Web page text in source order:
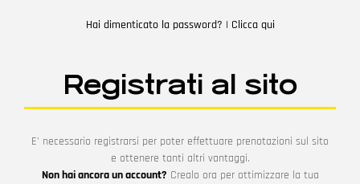
Hai dimenticato la password? | Clicca qui
Registrati al sito
E' necessario registrarsi per poter effettuare prenotazioni sul sito
e ottenere tanti altri vantaggi.
Non hai ancora un account? Crealo ora per ottimizzare la tua